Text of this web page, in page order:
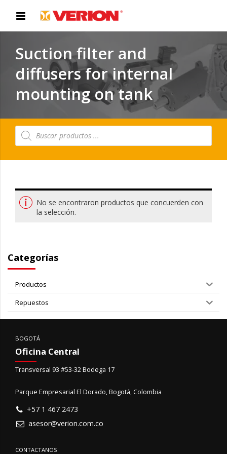
Suction filter and
diffusers for internal
mounting on tank
Búsqueda
de
No se encontraron productos que concuerden con
la selección.
Categorías
Productos
Repuestos
BOGOTÁ
Oficina Central
Transversal 93 #53-32 Bodega 17
Parque Empresarial El Dorado, Bogotá, Colombia
+57 1 467 2473
asesor@verion.com.co
CONTACTANOS